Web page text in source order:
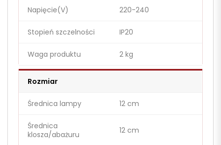
Napięcie(V) 220-240
Stopień szczelności IP20
Waga produktu 2 kg
Rozmiar
Średnica lampy 12 cm
Średnica
klosza/abażuru
12 cm